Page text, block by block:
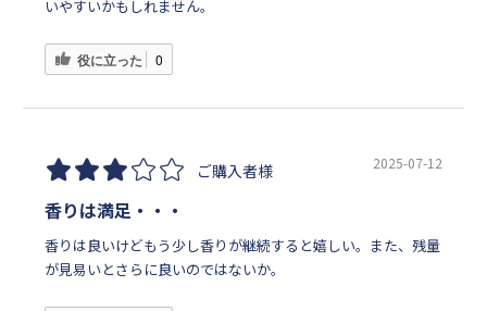
いやすいかもしれません。
役に立った 0
ご購入者様 2025-07-12
香りは満足・・・
香りは良いけどもう少し香りが継続すると嬉しい。また、残量
が見易いとさらに良いのではないか。